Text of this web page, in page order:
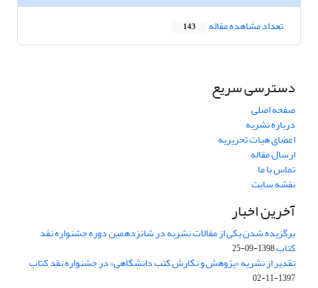
تعداد مشاهده مقاله 143
دسترسی سریع
صفحه اصلی
درباره نشریه
اعضای هیات تحریریه
ارسال مقاله
تماس با ما
نقشه سایت
آخرین اخبار
برگزیده شدن یکی از مقالات نشریه در شانزدهمین دوره جشنواره نقد
کتاب1398-09-25
تقدیر از نشریه «پژوهش و نگارش کتب دانشگاهی» در جشنواره نقد کتاب
1397-11-02